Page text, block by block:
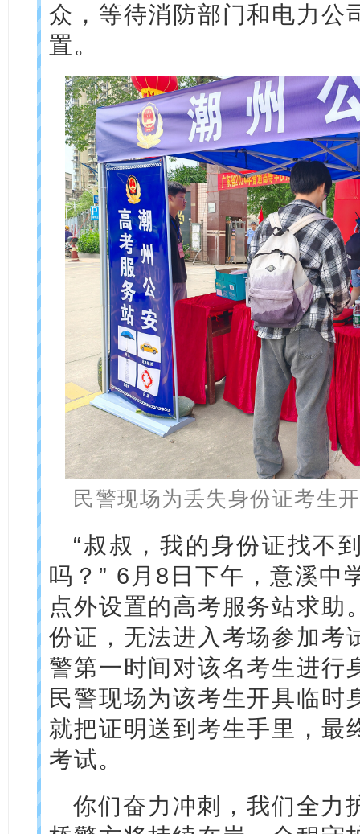
众，等待消防部门和电力公
置。
民警现场为丢失身份证考生
“叔叔，我的身份证找不
吗？” 6月8日下午，意溪中
点外设置的高考服务站求助
份证，无法进入考场参加考
警第一时间对该名考生进行
民警现场为该考生开具临时
就把证明送到考生手里，最
考试。
你们奋力冲刺，我们全力